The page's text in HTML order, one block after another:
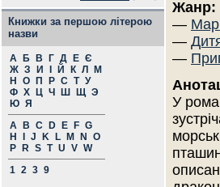
Книжки за першою літерою
назви
А Б В Г Д Е Є
Ж З И Й К Л
М
Н
О П Р С Т У
Ф Х Ц Ч Ш Щ Э
Ю Я
A
B C D E F G
H
J K L M N
O
P
R S T U V W
1 2 3 9
Жанр:
—
—
—
У